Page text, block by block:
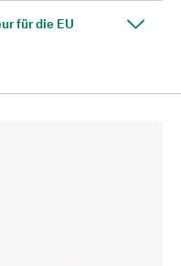
für die EU